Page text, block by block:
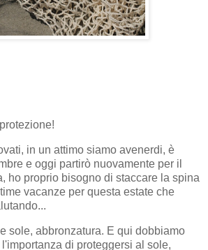
in un attimo siamo avenerdi, è
e oggi partirò nuovamente per il
ho proprio bisogno di staccare la spina
vacanze per questa estate che
sole, abbronzatura. E qui dobbiamo
di proteggersi al sole,